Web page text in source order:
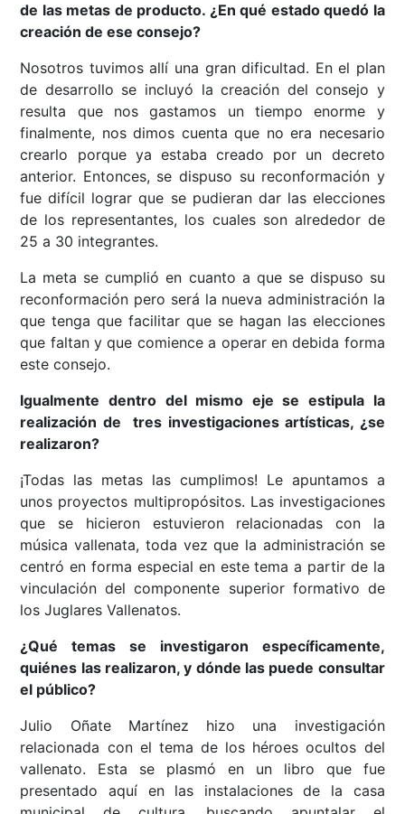
de las metas de producto. ¿En qué estado quedó la
creación de ese consejo?
Nosotros tuvimos allí una gran dificultad. En el plan
de desarrollo se incluyó la creación del consejo y
resulta que nos gastamos un tiempo enorme y
finalmente, nos dimos cuenta que no era necesario
crearlo porque ya estaba creado por un decreto
anterior. Entonces, se dispuso su reconformación y
fue difícil lograr que se pudieran dar las elecciones
de los representantes, los cuales son alrededor de
25 a 30 integrantes.
La meta se cumplió en cuanto a que se dispuso su
reconformación pero será la nueva administración la
que tenga que facilitar que se hagan las elecciones
que faltan y que comience a operar en debida forma
este consejo.
Igualmente dentro del mismo eje se estipula la
realización de tres investigaciones artísticas, ¿se
realizaron?
¡Todas las metas las cumplimos! Le apuntamos a
unos proyectos multipropósitos. Las investigaciones
que se hicieron estuvieron relacionadas con la
música vallenata, toda vez que la administración se
centró en forma especial en este tema a partir de la
vinculación del componente superior formativo de
los Juglares Vallenatos.
¿Qué temas se investigaron específicamente,
quiénes las realizaron, y dónde las puede consultar
el público?
Julio Oñate Martínez hizo una investigación
relacionada con el tema de los héroes ocultos del
vallenato. Esta se plasmó en un libro que fue
presentado aquí en las instalaciones de la casa